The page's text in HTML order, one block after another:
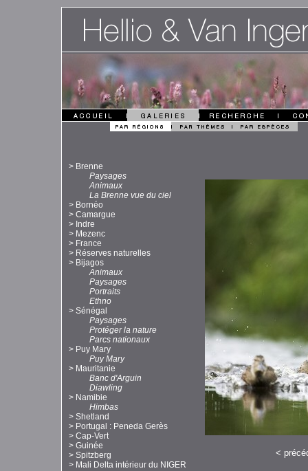
> Brenne
Paysages
Animaux
La Brenne vue du ciel
> Bornéo
> Camargue
> Indre
> Mezenc
> France
> Réserves naturelles
> Bijagos
Animaux
Paysages
Portraits
Ethno
> Sénégal
Paysages
Protéger la nature
Parcs nationaux
> Puy Mary
Puy Mary
> Mauritanie
Banc d'Arguin
Diawling
> Namibie
Himbas
> Shetland
> Portugal : Peneda Gerès
> Cap-Vert
> Guinée
> Spitzberg
> Mali Delta intérieur du NIGER
<